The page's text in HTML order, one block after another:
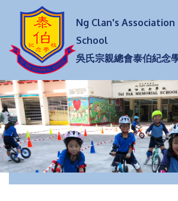
Ng Clan's
School
吳氏宗親總會泰伯紀念